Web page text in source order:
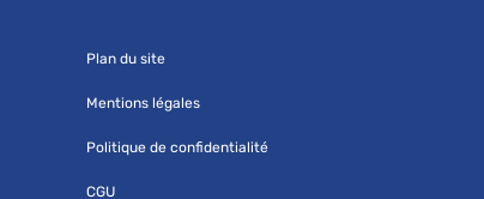
Plan du site
Mentions légales
Politique de confidentialité
CGU